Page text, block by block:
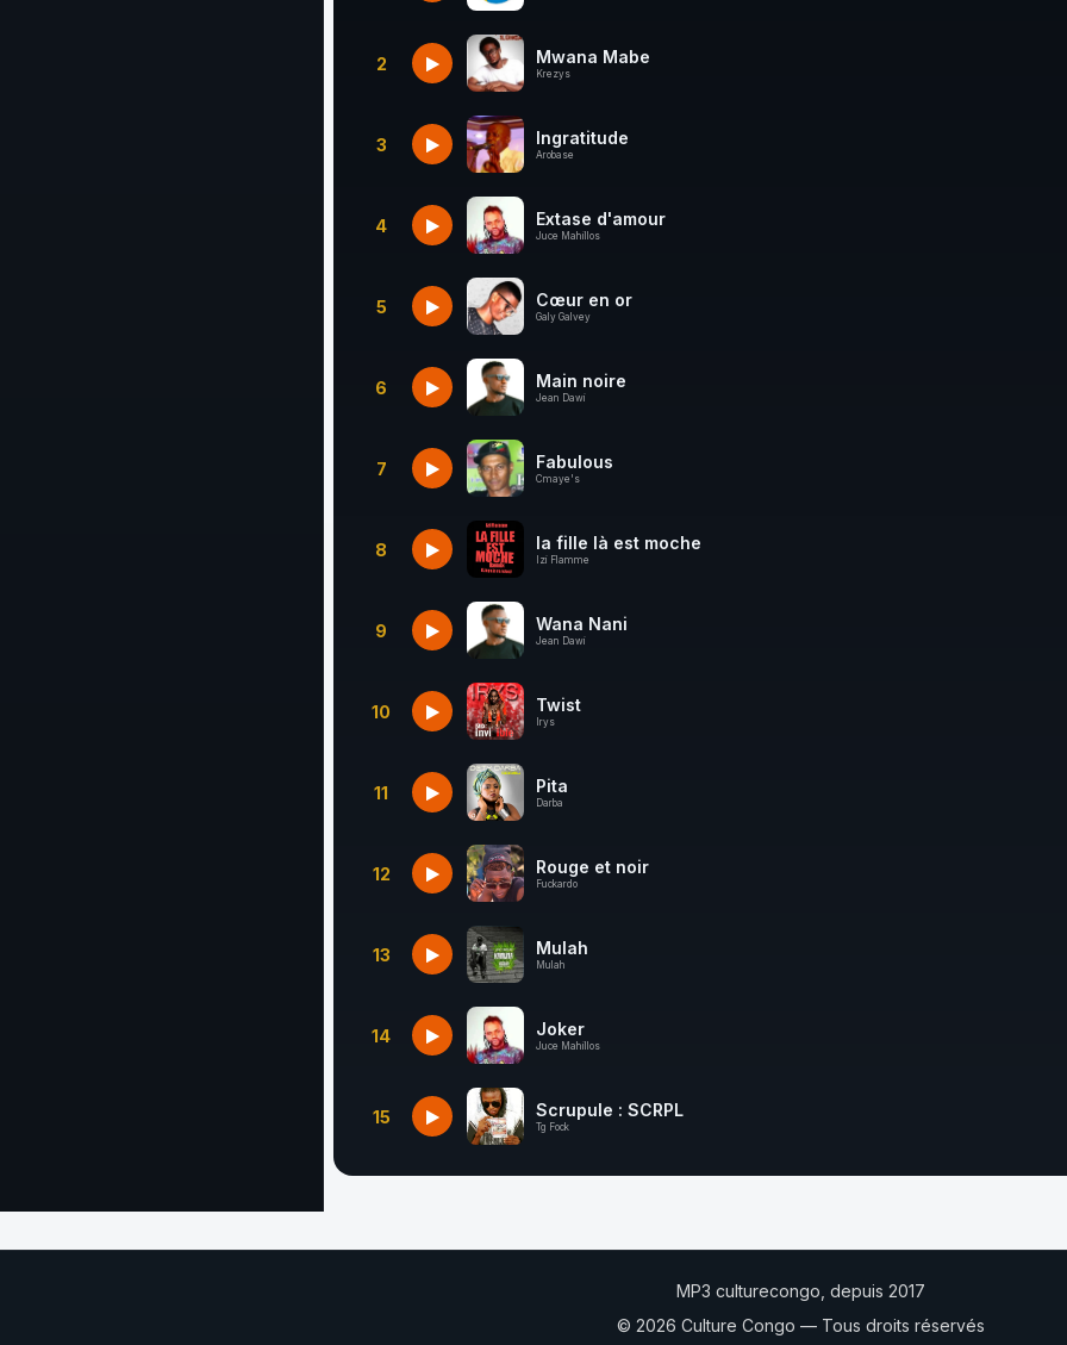
2 Mwana Mabe
Krezys
3 Ingratitude
Arobase
4 Extase d'amour
Juce Mahillos
5 Cœur en or
Galy Galvey
6 Main noire
Jean Dawi
7 Fabulous
Cmaye's
8 la fille là est moche
Izi Flamme
9 Wana Nani
Jean Dawi
10 Twist
Irys
11 Pita
Darba
12 Rouge et noir
Fuckardo
13 Mulah
Mulah
14 Joker
Juce Mahillos
15 Scrupule : SCRPL
Tg Fock
MP3 culturecongo, depuis 2017
© 2026 Culture Congo — Tous droits réservés